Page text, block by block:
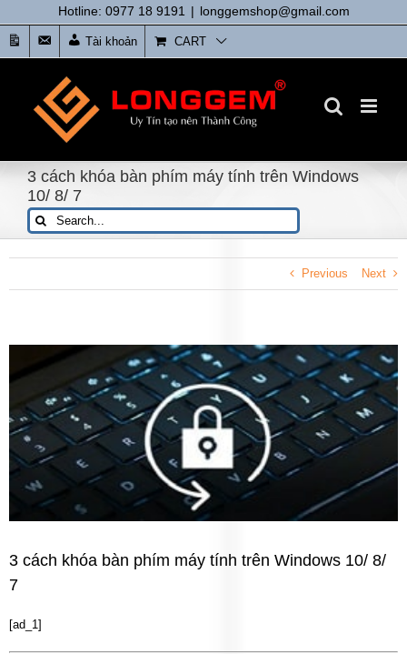
to
content
Hotline: 0977 18 9191 | longgemshop@gmail.com
tức
Liên
Hệ
Tài khoản CART
3 cách khóa bàn phím máy tính trên Windows
10/ 8/ 7
Search
for:
Previous Next
Larger
Image
3 cách khóa bàn phím máy tính trên Windows 10/ 8/
7
[ad_1]